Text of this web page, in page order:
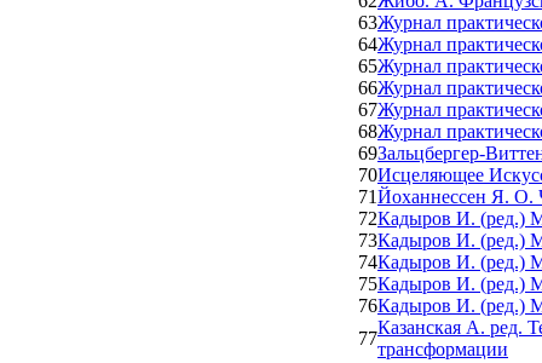
63Журнал
64Журнал
65Журнал
66Журнал
67Журнал
68Журнал
69Зальцбергер-
70Исцеляющее
71Йоханнессен Я. О.
72Кадыров И. (ред.)
73Кадыров И. (ред.)
74Кадыров И. (ред.)
75Кадыров И. (ред.)
76Кадыров И. (ред.)
77
Казанская А. ред.
трансформации